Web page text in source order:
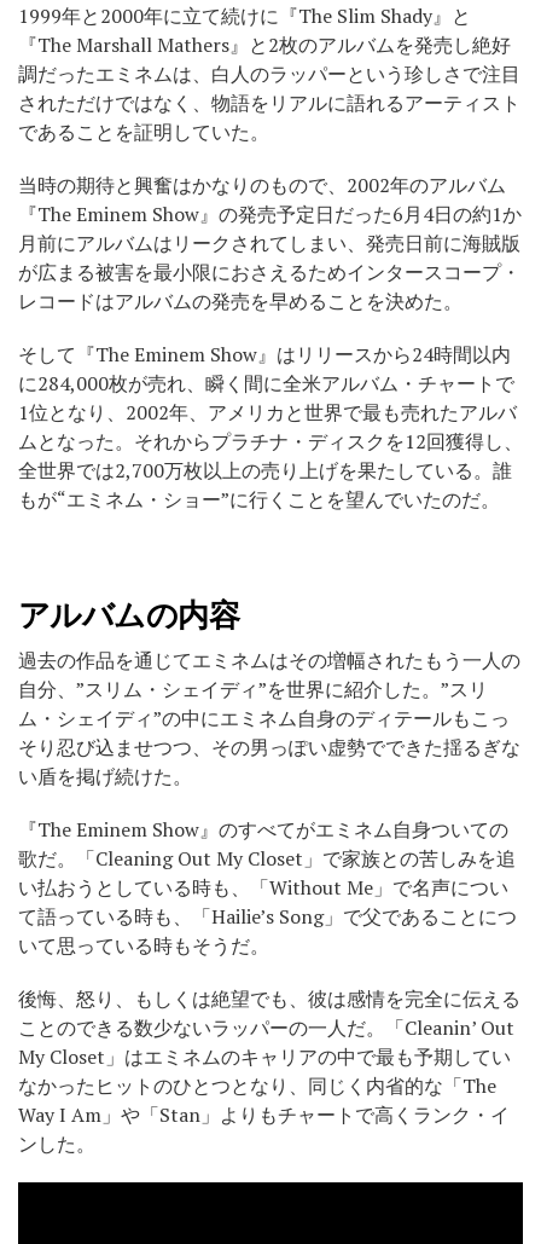
1999年と2000年に立て続けに『The Slim Shady』と
『The Marshall Mathers』と2枚のアルバムを発売し絶好
調だったエミネムは、白人のラッパーという珍しさで注目
されただけではなく、物語をリアルに語れるアーティスト
であることを証明していた。
当時の期待と興奮はかなりのもので、2002年のアルバム
『The Eminem Show』の発売予定日だった6月4日の約1か
月前にアルバムはリークされてしまい、発売日前に海賊版
が広まる被害を最小限におさえるためインタースコープ・
レコードはアルバムの発売を早めることを決めた。
そして『The Eminem Show』はリリースから24時間以内
に284,000枚が売れ、瞬く間に全米アルバム・チャートで
1位となり、2002年、アメリカと世界で最も売れたアルバ
ムとなった。それからプラチナ・ディスクを12回獲得し、
全世界では2,700万枚以上の売り上げを果たしている。誰
もが“エミネム・ショー”に行くことを望んでいたのだ。
アルバムの内容
過去の作品を通じてエミネムはその増幅されたもう一人の
自分、”スリム・シェイディ”を世界に紹介した。”スリ
ム・シェイディ”の中にエミネム自身のディテールもこっ
そり忍び込ませつつ、その男っぽい虚勢でできた揺るぎな
い盾を掲げ続けた。
『The Eminem Show』のすべてがエミネム自身ついての
歌だ。「Cleaning Out My Closet」で家族との苦しみを追
い払おうとしている時も、「Without Me」で名声につい
て語っている時も、「Hailie’s Song」で父であることにつ
いて思っている時もそうだ。
後悔、怒り、もしくは絶望でも、彼は感情を完全に伝える
ことのできる数少ないラッパーの一人だ。「Cleanin’ Out
My Closet」はエミネムのキャリアの中で最も予期してい
なかったヒットのひとつとなり、同じく内省的な「The
Way I Am」や「Stan」よりもチャートで高くランク・イ
ンした。